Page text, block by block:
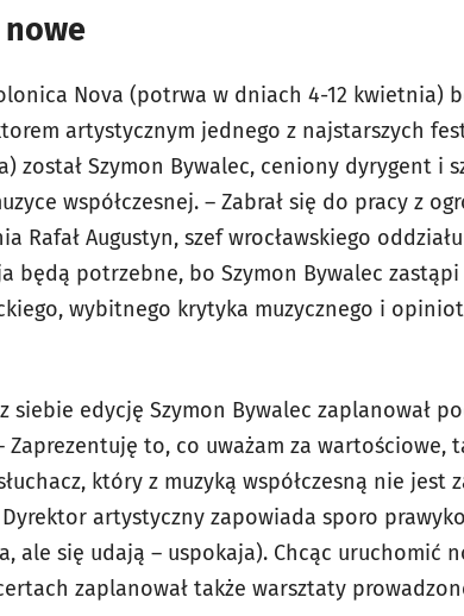
Nova (potrwa w dniach 4-12 kwietnia)
artystycznym jednego z najstarszych
został Szymon Bywalec, ceniony dyrygent i
współczesnej. – Zabrał się do pracy z
Rafał Augustyn, szef wrocławskiego
będą potrzebne, bo Szymon Bywalec zastąpi
wybitnego krytyka muzycznego i
siebie edycję Szymon Bywalec zaplanował
Zaprezentuję to, co uważam za wartościowe,
który z muzyką współczesną nie jest
artystyczny zapowiada sporo
ale się udają – uspokaja). Chcąc uruchomić
zaplanował także warsztaty